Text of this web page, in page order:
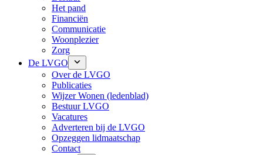
Het pand
Financiën
Communicatie
Woonplezier
Zorg
De LVGO
Over de LVGO
Publicaties
Wijzer Wonen (ledenblad)
Bestuur LVGO
Vacatures
Adverteren bij de LVGO
Opzeggen lidmaatschap
Contact